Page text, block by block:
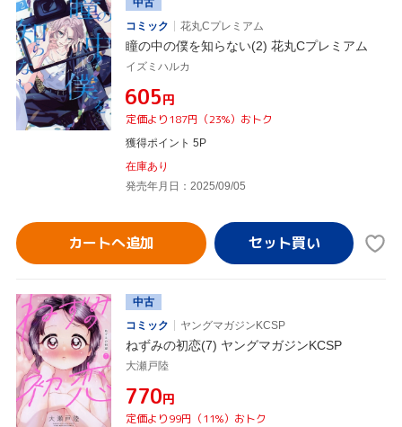
中古
コミック
花丸Cプレミアム
瞳の中の僕を知らない(2) 花丸Cプレミアム
イズミハルカ
¥605円
定価より187円（23%）おトク
獲得ポイント 5P
在庫あり
発売年月日：2025/09/05
カートへ追加
中古
コミック
ヤングマガジンKCSP
ねずみの初恋(7) ヤングマガジンKCSP
大瀬戸陸
¥770円
定価より99円（11%）おトク